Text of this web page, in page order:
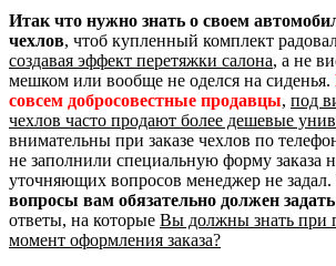
Итак что нужно знать о своем
чехлов, чтоб купленный комплект
создавая эффект перетяжки салона, а не
мешком или вообще не оделся на сиденья.
совсем добросовестные продавцы, под
чехлов часто продают более дешевые
внимательны при заказе чехлов по
не заполнили специальную форму заказа
уточняющих вопросов менеджер не задал.
вопросы вам обязательно должен
ответы, на которые Вы должны знать при
момент оформления заказа?